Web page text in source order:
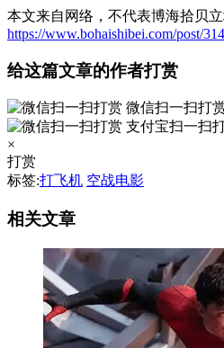
本文来自网络，不代表博海拾贝
https://www.bohaishibei.com/post/
给这篇文章的作者打赏
微信扫一扫打
支付宝扫一扫
×
打赏
标签:打飞机 空战电影
相关文章